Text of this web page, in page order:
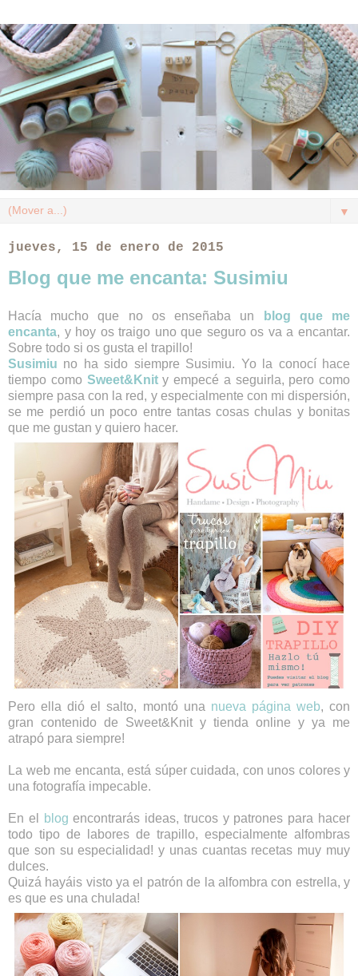
▼
jueves, 15 de enero de 2015
Blog que me encanta: Susimiu
Hacía mucho que no os enseñaba un
blog que me
encanta, y hoy os traigo uno que seguro os va a encantar.
Sobre todo si os gusta el trapillo!
Susimiu no ha sido siempre Susimiu. Yo la conocí hace
tiempo como Sweet&Knity empecé a seguirla, pero como
siempre pasa con la red, y especialmente con mi dispersión,
se me perdió un poco entre tantas cosas chulas y bonitas
que me gustan y quiero hacer.
Pero ella dió el salto, montó una nueva página web, con
gran contenido de Sweet&Knit y tienda online y ya me
atrapó para siempre!
La web me encanta, está súper cuidada, con unos colores y
una fotografía impecable.
En el blog encontrarás ideas, trucos y patrones para hacer
todo tipo de labores de trapillo, especialmente alfombras
que son su especialidad! y unas cuantas recetas muy muy
dulces.
Quizá hayáis visto ya el patrón de la alfombra con estrella, y
es que es una chulada!